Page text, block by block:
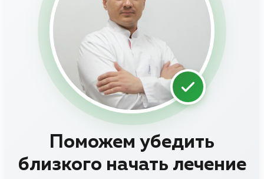
Поможем убедить
близкого начать лечение